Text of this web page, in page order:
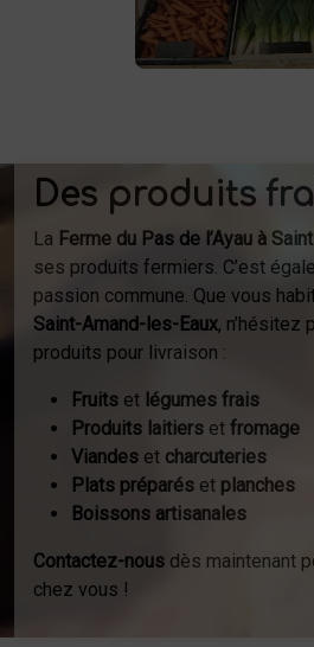
livraison à
Des produits
La Ferme du Pas de l’Ayau à
ses produits fermiers. C’est
passion commune. Que vous
Saint-Amand-les-Eaux, n’hésitez
produits pour livraison :
Fruits et légumes frais
Produits laitiers et fromage
Viandes et charcuteries
Plats préparés et planches
Boissons artisanales
Contactez-nous dès maintenant
chez vous !